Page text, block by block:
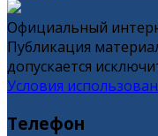
Официальный
Публикация
допускается
Условия
Телефон